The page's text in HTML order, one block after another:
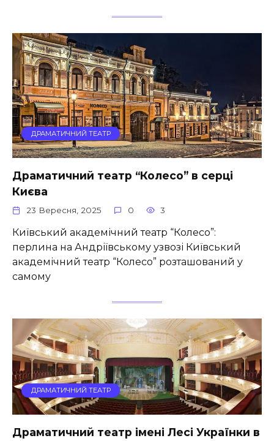
ДРАМАТИЧНИЙ ТЕАТР
Драматичний театр “Колесо” в серці
Києва
23 Вересня, 2025 0 3
Київський академічний театр “Колесо”:
перлина на Андріївському узвозі Київський
академічний театр “Колесо” розташований у
самому
ДРАМАТИЧНИЙ ТЕАТР
Драматичний театр імені Лесі Українки в